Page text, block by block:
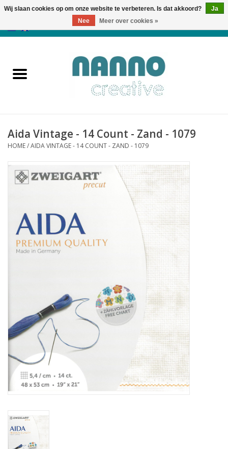
Producten
Nieuws
Herfst & Halloween
Laatste Kans
Cadeaubonnen
Beloningen
Aida Vintage - 14 Count - Zand - 1079
HOME/AIDA VINTAGE - 14 COUNT - ZAND - 1079
Wij slaan cookies op om onze website te verbeteren. Is dat akkoord?
Ja
Nee
Meer over cookies »